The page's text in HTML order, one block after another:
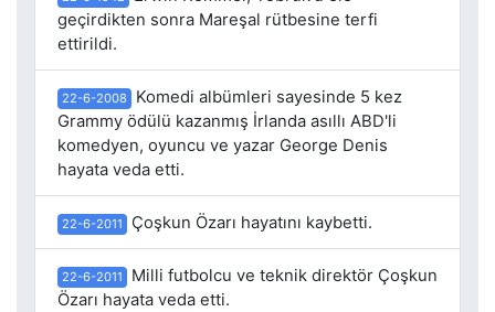
geçirdikten sonra Mareşal rütbesine terfi
ettirildi.
22-6-2008
Komedi albümleri sayesinde 5 kez
Grammy ödülü kazanmış İrlanda asıllı ABD'li
komedyen, oyuncu ve yazar George Denis
hayata veda etti.
22-6-2011 Çoşkun Özarı hayatını kaybetti.
22-6-2011
Milli futbolcu ve teknik direktör Çoşkun
Özarı hayata veda etti.